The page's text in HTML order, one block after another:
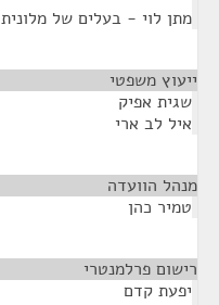
מתן לוי - בעלים של מלונית
ייעוץ משפטי
שגית אפיק
איל לב ארי
מנהל הוועדה
טמיר כהן
רישום פרלמנטרי
יפעת קדם